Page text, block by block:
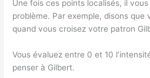
Une fois ces points localisés, il
problème. Par exemple, disons que
quand vous croisez votre patron
Vous évaluez entre 0 et 10
penser à Gilbert.